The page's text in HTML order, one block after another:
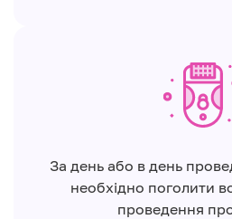
За день або в день
необхідно поголити
проведення